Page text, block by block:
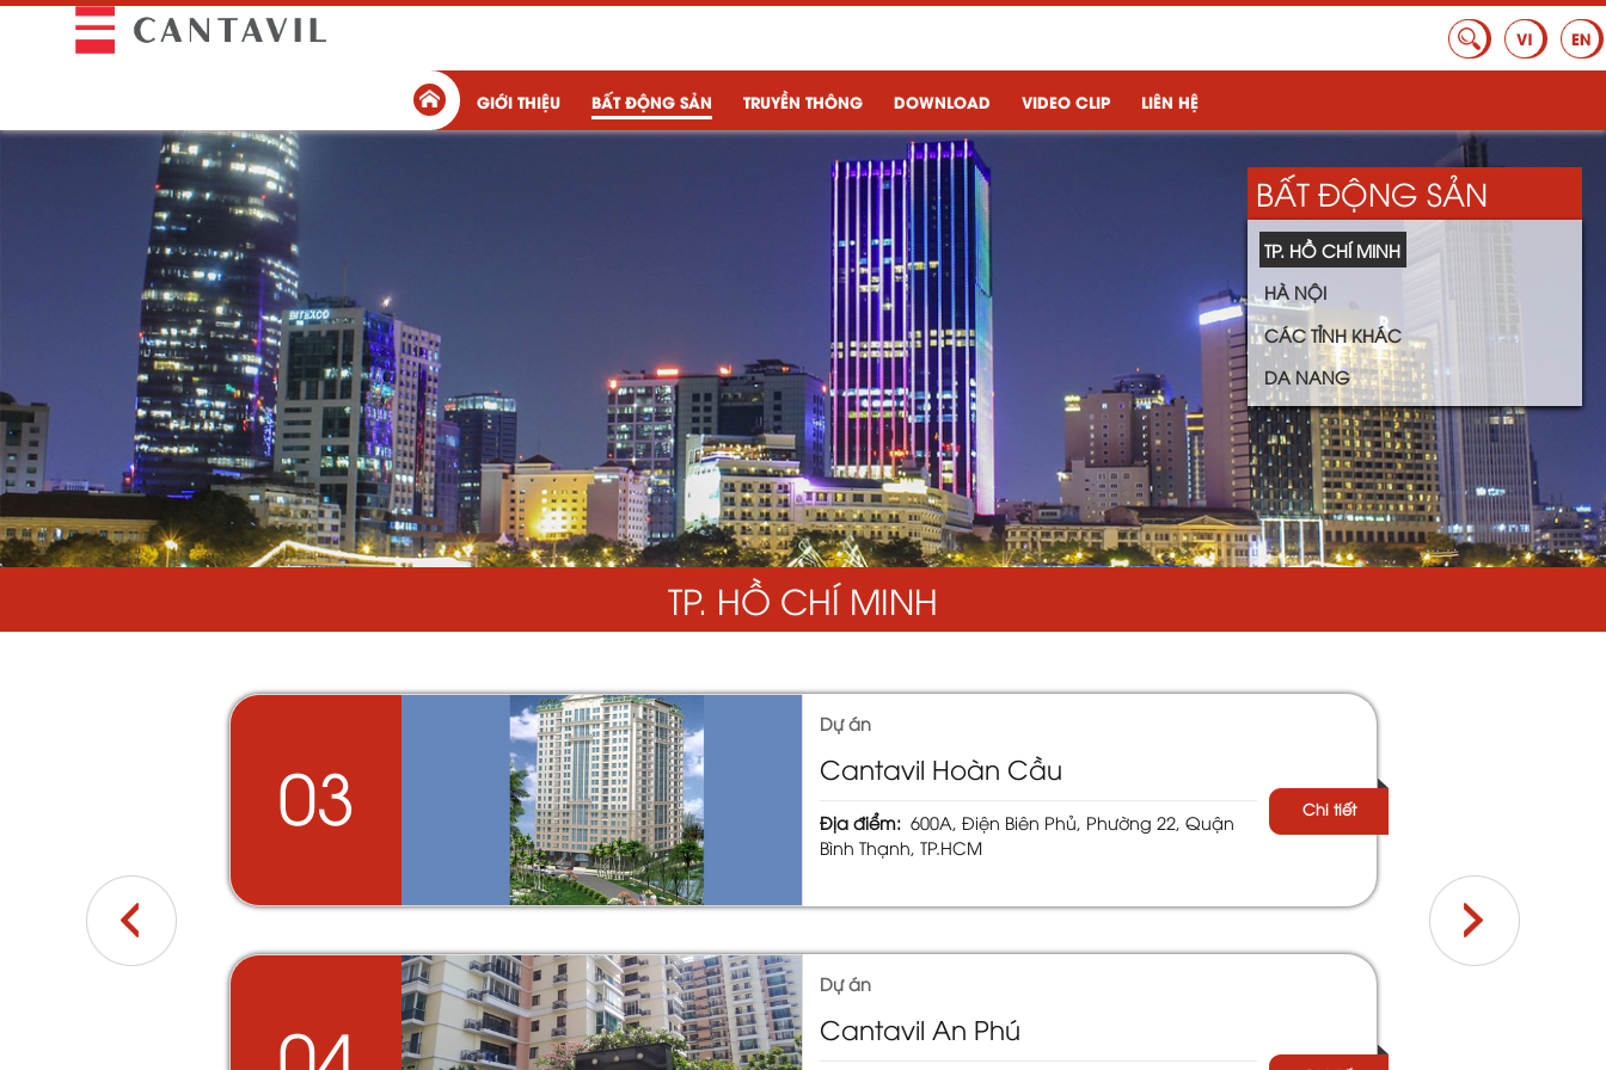
GIỚI THIỆU BẤT ĐỘNG SẢN TRUYỀN THÔNG DOWNLOAD VIDEO CLIP LIÊN HỆ
BẤT ĐỘNG SẢN
TP. HỒ CHÍ MINH
HÀ NỘI
CÁC TỈNH KHÁC
DA NANG
TP. HỒ CHÍ MINH
03
Dự án
Cantavil Hoàn Cầu
Địa điểm: 600A, Điện Biên Phủ, Phường 22, Quận
Bình Thạnh, TP.HCM
Chi tiết
Dự án
Cantavil An Phú